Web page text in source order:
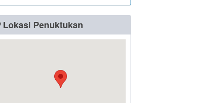
Lokasi Penuktukan